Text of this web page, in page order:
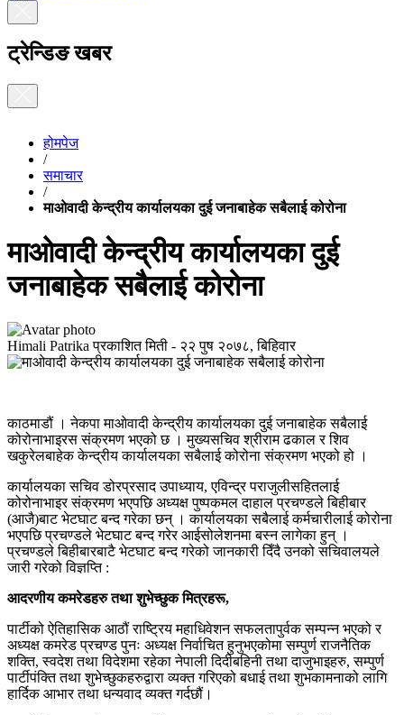
ट्रेन्डिङ खबर
होमपेज
/
समाचार
/
माओवादी केन्द्रीय कार्यालयका दुई जनाबाहेक सबैलाई कोरोना
माओवादी केन्द्रीय कार्यालयका दुई
जनाबाहेक सबैलाई कोरोना
Himali Patrika प्रकाशित मिती - २२ पुष २०७८, बिहिवार
काठमाडौं । नेकपा माओवादी केन्द्रीय कार्यालयका दुई जनाबाहेक सबैलाई
कोरोनाभाइरस संक्रमण भएको छ । मुख्यसचिव श्रीराम ढकाल र शिव
खकुरेलबाहेक केन्द्रीय कार्यालयका सबैलाई कोरोना संक्रमण भएको हो ।
कार्यालयका सचिव डोरप्रसाद उपाध्याय, एविन्द्र पराजुलीसहितलाई
कोरोनाभाइर संक्रमण भएपछि अध्यक्ष पुष्पकमल दाहाल प्रचण्डले बिहीबार
(आजै)बाट भेटघाट बन्द गरेका छन् । कार्यालयका सबैलाई कर्मचारीलाई कोरोना
भएपछि प्रचण्डले भेटघाट बन्द गरेर आईसोलेशनमा बस्न लागेका हुन् ।
प्रचण्डले बिहीबारबाटै भेटघाट बन्द गरेको जानकारी दिँदै उनको सचिवालयले
जारी गरेको विज्ञप्ति :
आदरणीय कमरेडहरु तथा शुभेच्छुक मित्रहरू,
पार्टीको ऐतिहासिक आठौं राष्ट्रिय महाधिवेशन सफलतापुर्वक सम्पन्न भएको र
अध्यक्ष कमरेड प्रचण्ड पुनः अध्यक्ष निर्वाचित हुनुभएकोमा सम्पुर्ण राजनैतिक
शक्ति, स्वदेश तथा विदेशमा रहेका नेपाली दिदीबहिनी तथा दाजुभाइहरु, सम्पुर्ण
पार्टीपंक्ति तथा शुभेच्छुकहरुद्वारा व्यक्त गरिएको बधाई तथा शुभकामनाको लागि
हार्दिक आभार तथा धन्यवाद व्यक्त गर्दछौं।